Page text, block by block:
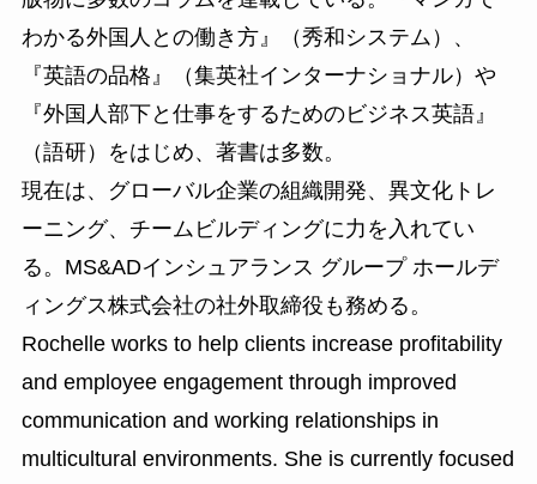
わかる外国人との働き方』（秀和システム）、
『英語の品格』（集英社インターナショナル）や
『外国人部下と仕事をするためのビジネス英語』
（語研）をはじめ、著書は多数。
現在は、グローバル企業の組織開発、異文化トレ
ーニング、チームビルディングに力を入れてい
る。MS&ADインシュアランス グループ ホールデ
ィングス株式会社の社外取締役も務める。
Rochelle works to help clients increase profitability
and employee engagement through improved
communication and working relationships in
multicultural environments. She is currently focused